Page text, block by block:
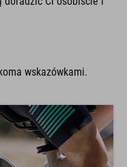
wskazówkami.